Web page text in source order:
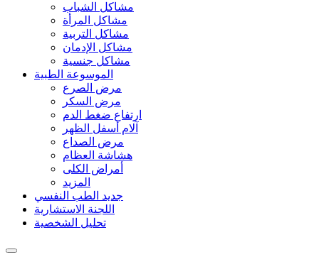
مشاكل الشباب
مشاكل المرأة
مشاكل التربية
مشاكل الإدمان
مشاكل جنسية
الموسوعة الطبية
مرض الصرع
مرض السكر
ارتفاع ضغط الدم
آلام أسفل الظهر
مرض الصداع
هشاشة العظام
أمراض الكلى
المزيد
جديد الطب النفسي
اللجنة الاستشارية
تحليل الشخصية